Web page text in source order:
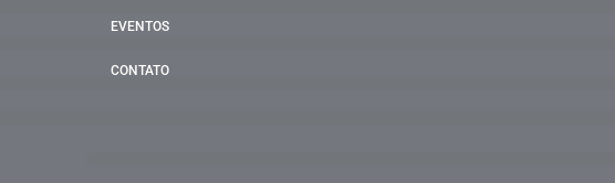
EVENTOS
CONTATO